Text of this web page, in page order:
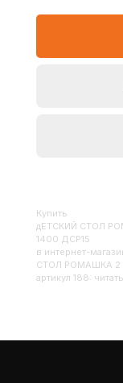
Купить
ДЕТСКИЙ СТОЛ РОМАШКА 2 ЛЕПЕСТКА РЕГУЛИРУЕМЫЙ d-
1400 ДСР15
в интернет-
СТОЛ РОМАШКА 2
артикул 188: